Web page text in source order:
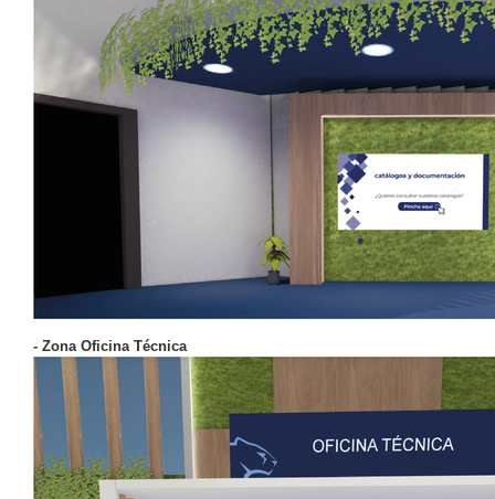
- Zona Oficina Técnica